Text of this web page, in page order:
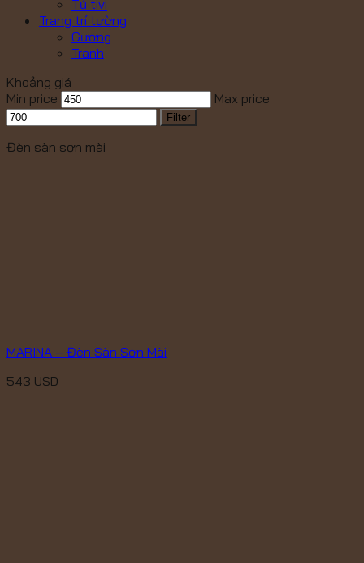
Tủ tivi
Trang trí tường
Gương
Tranh
Khoảng giá
Min price
Max price
Filter
Đèn sàn sơn mài
MARINA – Đèn Sàn Sơn Mài
543 USD